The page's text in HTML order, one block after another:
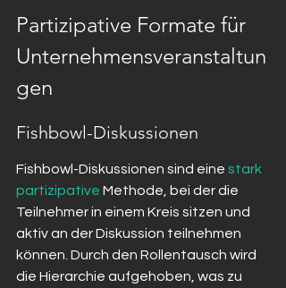
Partizipative Formate für
Unternehmensveranstaltun
gen
Fishbowl-Diskussionen
Fishbowl-Diskussionen sind eine stark
partizipative Methode, bei der die
Teilnehmer in einem Kreis sitzen und
aktiv an der Diskussion teilnehmen
können. Durch den Rollentausch wird
die Hierarchie aufgehoben, was zu